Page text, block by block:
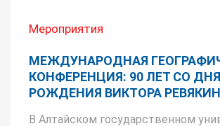
Мероприятия
МЕЖДУНАРОДНАЯ
КОНФЕРЕНЦИЯ: 90 ЛЕТ СО ДНЯ
РОЖДЕНИЯ ВИКТОРА
В Алтайском государственном